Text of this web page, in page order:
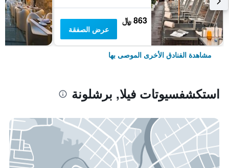
863 ﷼
عرض الصفقة
مشاهدة الفنادق الأخرى الموصى بها
استكشفسيوتات فيلا, برشلونة